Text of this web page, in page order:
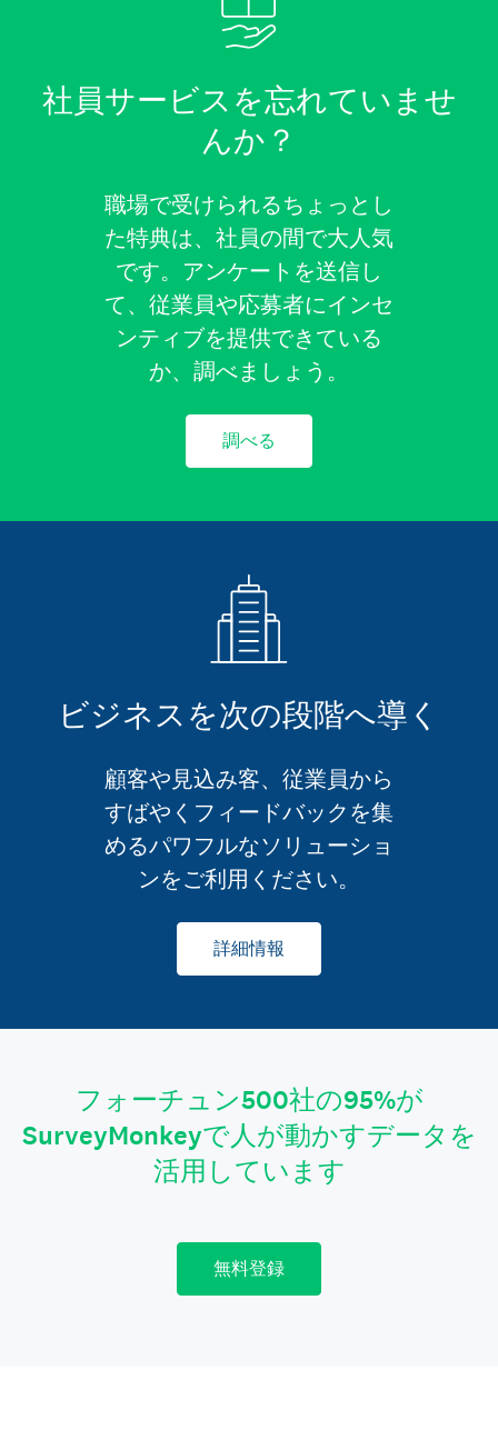
社員サービスを忘れていませ
んか？
職場で受けられるちょっとし
た特典は、社員の間で大人気
です。アンケートを送信し
て、従業員や応募者にインセ
ンティブを提供できている
か、調べましょう。
調べる
ビジネスを次の段階へ導く
顧客や見込み客、従業員から
すばやくフィードバックを集
めるパワフルなソリューショ
ンをご利用ください。
詳細情報
フォーチュン500社の95%が
SurveyMonkeyで人が動かすデータを
活用しています
無料登録